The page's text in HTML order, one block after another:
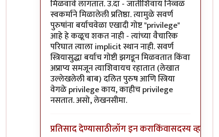
मिळवावे लागतात. उ.दा - जातीशिवाय निव्वळ
स्वकर्माने मिळालेली प्रतिष्ठा. त्यामुळे सवर्ण
पुरुषांना बर्याचवेळा एखादी गोष्ट "privilege"
आहे हे कळूच शकत नाही - त्यांच्या वैचारिक
परिघात त्याला implicit स्थान नाही. सवर्ण
स्त्रियासुद्धा बर्याच गोष्टी झगडून मिळवतात किंवा
अप्राप्य समजून त्याशिवायच रहातात (लेखात
उल्लेखलेली बाब) दलित पुरुष आणि स्त्रिया
वेगळे privilege काय, काहीच privilege
नसतात. असो, लेखनसीमा.
प्रतिसाद देण्यासाठीलॉग इन कराकिंवासदस्य व्हा